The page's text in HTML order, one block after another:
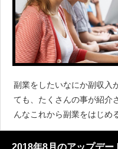
副業をしたいなにか副収入
ても、たくさんの事が紹介
んなこれから副業をはじめ
は？ 初心者が最初に選ぶ
業で最も